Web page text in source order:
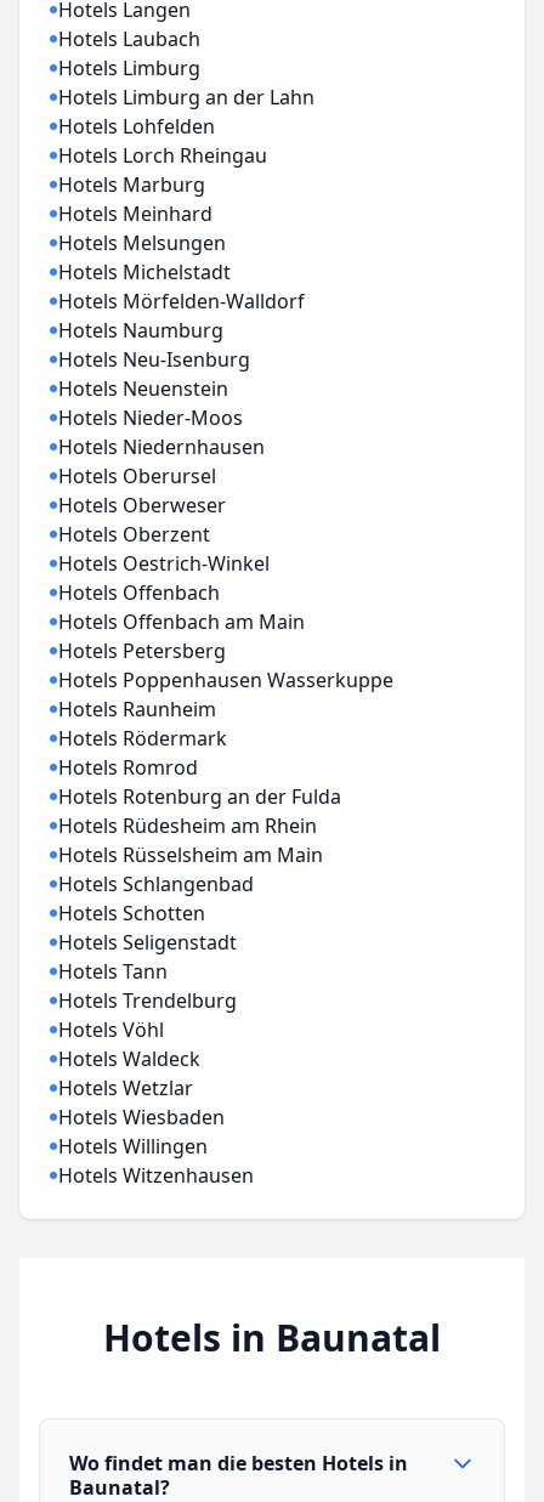
Hotels Langen
Hotels Laubach
Hotels Limburg
Hotels Limburg an der Lahn
Hotels Lohfelden
Hotels Lorch Rheingau
Hotels Marburg
Hotels Meinhard
Hotels Melsungen
Hotels Michelstadt
Hotels Mörfelden-Walldorf
Hotels Naumburg
Hotels Neu-Isenburg
Hotels Neuenstein
Hotels Nieder-Moos
Hotels Niedernhausen
Hotels Oberursel
Hotels Oberweser
Hotels Oberzent
Hotels Oestrich-Winkel
Hotels Offenbach
Hotels Offenbach am Main
Hotels Petersberg
Hotels Poppenhausen Wasserkuppe
Hotels Raunheim
Hotels Rödermark
Hotels Romrod
Hotels Rotenburg an der Fulda
Hotels Rüdesheim am Rhein
Hotels Rüsselsheim am Main
Hotels Schlangenbad
Hotels Schotten
Hotels Seligenstadt
Hotels Tann
Hotels Trendelburg
Hotels Vöhl
Hotels Waldeck
Hotels Wetzlar
Hotels Wiesbaden
Hotels Willingen
Hotels Witzenhausen
Hotels in Baunatal
Wo findet man die besten Hotels in
Baunatal?